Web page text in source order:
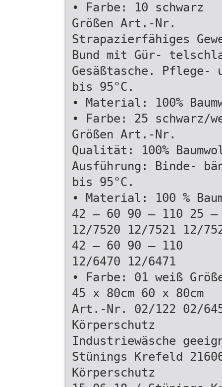
• Farbe: 10 schwarz
Größen Art.-Nr.
Strapazierfähiges
Bund mit Gür-
Gesäßtasche.
bis 95°C.
• Material: 100%
• Farbe: 25 schwarz/
Größen Art.-Nr.
Qualität: 100%
Ausführung: Binde-
bis 95°C.
• Material: 100 %
42 – 60 90 – 110 25 –
12/7520 12/7521 12/
42 – 60 90 – 110
12/6470 12/6471
• Farbe: 01 weiß
45 x 80cm 60 x 80cm
Art.-Nr. 02/122 02/
Körperschutz
Industriewäsche
Stünings Krefeld
Körperschutz